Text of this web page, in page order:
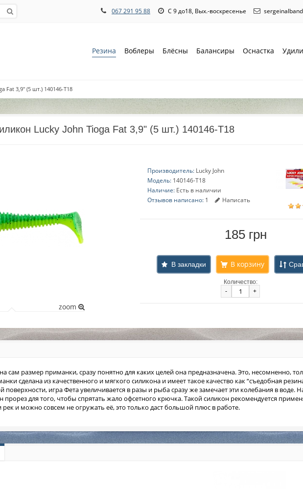
067 291 95 88 С 9 до18, Вых.-воскресенье
Резина Воблеры Блёсны Балансиры Оснастка
Fat 3,9" (5 шт.) 140146-T18
Lucky John Tioga Fat 3,9" (5 шт.) 140146-T18
zoom
Производитель: Lucky John
Модель: 140146-T18
Наличие: Есть в наличии
Отзывов написано: 1 Написать
185 грн
В закладки
Количество:
-
+
на сам размер приманки, сразу понятно для каких целей она предназначена. Это, несомненно,
сделана из качественного и мягкого силикона и имеет такое качество как “съедобная
поверхности, игра Фета увеличивается в разы и рыба сразу же замечает эти колебания в воде.
прорез для того, чтобы спрятать жало офсетного крючка. Такой силикон рекомендуется
рек и можно совсем не огружать её, это только даст большой плюс в работе.